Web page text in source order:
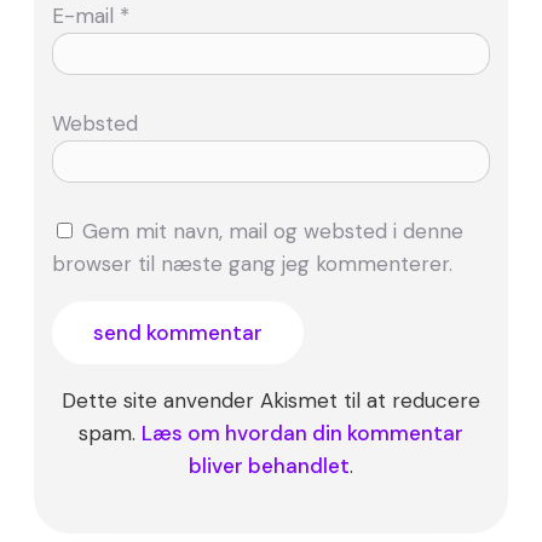
E-mail *
Websted
Gem mit navn, mail og websted i denne
browser til næste gang jeg kommenterer.
Dette site anvender Akismet til at reducere
spam. Læs om hvordan din kommentar
bliver behandlet.